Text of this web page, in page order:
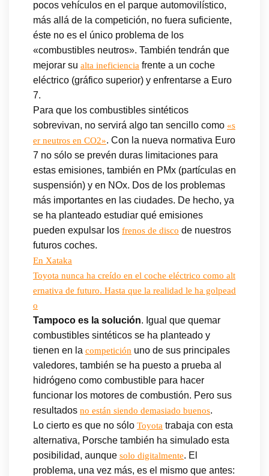
pocos vehículos en el parque automovilístico,
más allá de la competición, no fuera suficiente,
éste no es el único problema de los
«combustibles neutros». También tendrán que
mejorar su alta ineficiencia frente a un coche
eléctrico (gráfico superior) y enfrentarse a Euro
7.
Para que los combustibles sintéticos
sobrevivan, no servirá algo tan sencillo como «s
er neutros en CO2». Con la nueva normativa Euro
7 no sólo se prevén duras limitaciones para
estas emisiones, también en PMx (partículas en
suspensión) y en NOx. Dos de los problemas
más importantes en las ciudades. De hecho, ya
se ha planteado estudiar qué emisiones
pueden expulsar los frenos de disco de nuestros
futuros coches.
En Xataka
Toyota nunca ha creído en el coche eléctrico como alt
ernativa de futuro. Hasta que la realidad le ha golpead
o
Tampoco es la solución. Igual que quemar
combustibles sintéticos se ha planteado y
tienen en la competición uno de sus principales
valedores, también se ha puesto a prueba al
hidrógeno como combustible para hacer
funcionar los motores de combustión. Pero sus
resultados no están siendo demasiado buenos.
Lo cierto es que no sólo Toyota trabaja con esta
alternativa, Porsche también ha simulado esta
posibilidad, aunque solo digitalmente. El
problema, una vez más, es el mismo que antes: